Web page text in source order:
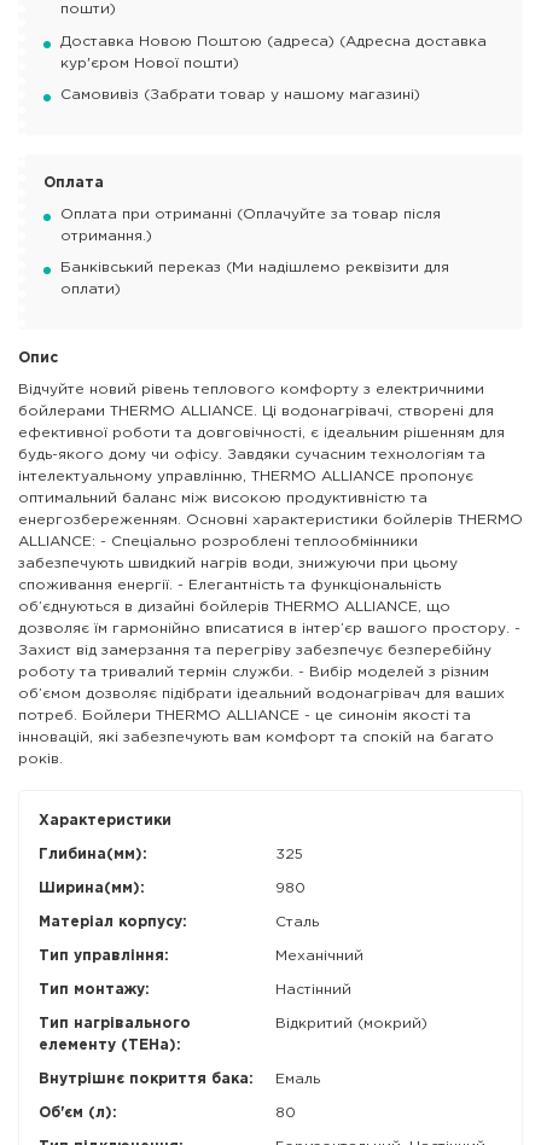
пошти)
Доставка Новою Поштою (адреса) (Адресна доставка
кур'єром Нової пошти)
Самовивіз (Забрати товар у нашому магазині)
Оплата
Оплата при отриманні (Оплачуйте за товар після
отримання.)
Банківський переказ (Ми надішлемо реквізити для
оплати)
Опис
Відчуйте новий рівень теплового комфорту з електричними
бойлерами THERMO ALLIANCE. Ці водонагрівачі, створені для
ефективної роботи та довговічності, є ідеальним рішенням для
будь-якого дому чи офісу. Завдяки сучасним технологіям та
інтелектуальному управлінню, THERMO ALLIANCE пропонує
оптимальний баланс між високою продуктивністю та
енергозбереженням. Основні характеристики бойлерів THERMO
ALLIANCE: - Спеціально розроблені теплообмінники
забезпечують швидкий нагрів води, знижуючи при цьому
споживання енергії. - Елегантність та функціональність
об’єднуються в дизайні бойлерів THERMO ALLIANCE, що
дозволяє їм гармонійно вписатися в інтер’єр вашого простору. -
Захист від замерзання та перегріву забезпечує безперебійну
роботу та тривалий термін служби. - Вибір моделей з різним
об’ємом дозволяє підібрати ідеальний водонагрівач для ваших
потреб. Бойлери THERMO ALLIANCE - це синонім якості та
інновацій, які забезпечують вам комфорт та спокій на багато
років.
Характеристики
Глибина(мм): 325
Ширина(мм): 980
Матеріал корпусу: Сталь
Тип управління: Механічний
Тип монтажу: Настінний
Тип нагрівального
елементу (ТЕНа):
Відкритий (мокрий)
Внутрішнє покриття бака: Емаль
Об'єм (л): 80